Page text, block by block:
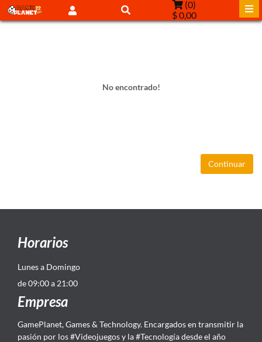
(0)
$ 0,00
No encontrado!
Continuar
Horarios
Lunes a Domingo
de 09:00 a 21:00
Empresa
GamePlanet, Games & Technology. Encargados en transmitir la
pasión por los #Videojuegos y la #Tecnología desde el año